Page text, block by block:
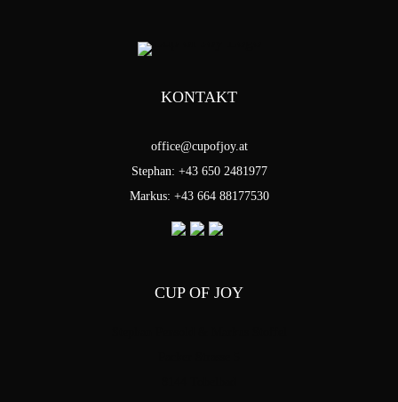
KONTAKT
office@cupofjoy.at
Stephan: +43 650 2481977
Markus: +43 664 88177530
CUP OF JOY